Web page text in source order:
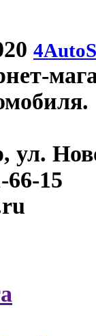
ул.
66-15